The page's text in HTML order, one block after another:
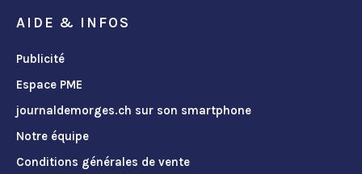
AIDE & INFOS
Publicité
Espace PME
journaldemorges.ch sur son smartphone
Notre équipe
Conditions générales de vente